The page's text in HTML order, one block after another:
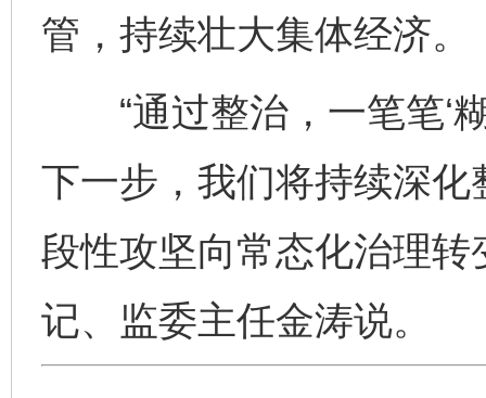
管，持续壮大集体经济。
“通过整治，一笔笔‘糊
下一步，我们将持续深化
段性攻坚向常态化治理转
记、监委主任金涛说。